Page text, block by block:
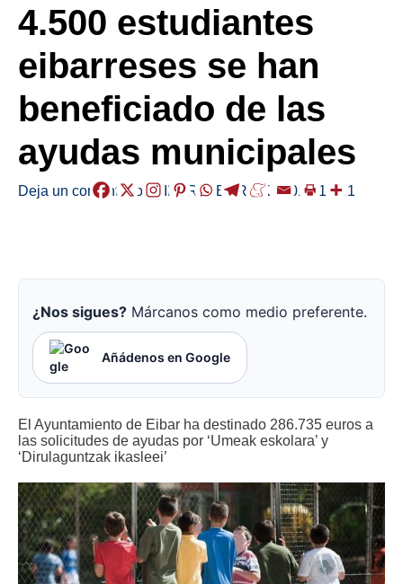
4.500 estudiantes
eibarreses se han
beneficiado de las
ayudas municipales
Deja un comentario /EIBAR ,HERRIAK /2018-12-21
¿Nos sigues? Márcanos como medio preferente.
Añádenos en Google
El Ayuntamiento de Eibar ha destinado 286.735 euros a
las solicitudes de ayudas por ‘Umeak eskolara’ y
‘Dirulaguntzak ikasleei’